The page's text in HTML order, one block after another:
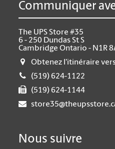
Communiquer
The UPS Store #35
6 - 250 Dundas St S
Cambridge Ontario - N1R
Obtenez l'itinéraire
(519) 624-1122
(519) 624-1144
Nous suivre